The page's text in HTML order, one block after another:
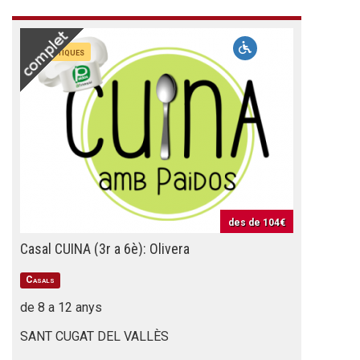
Artístiques
des de 104€
Casal CUINA (3r a 6è): Olivera
Casals
de 8 a 12 anys
SANT CUGAT DEL VALLÈS